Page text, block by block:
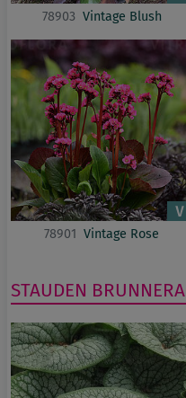
78903 Vintage Blush
78901 Vintage Rose
STAUDEN BRUNNERA